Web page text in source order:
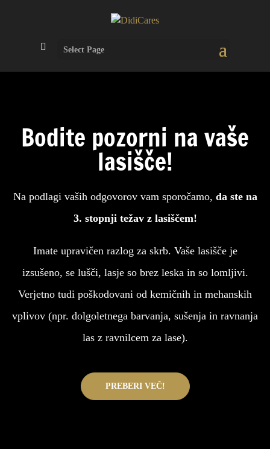
Select Page
Bodite pozorni na vaše
lasišče!
Na podlagi vaših odgovorov vam sporočamo, da ste na
3. stopnji težav z lasiščem!
Imate upravičen razlog za skrb. Vaše lasišče je
izsušeno, se lušči, lasje so brez leska in so lomljivi.
Verjetno tudi poškodovani od kemičnih in mehanskih
vplivov (npr. dolgoletnega barvanja, sušenja in ravnanja
las z ravnilcem za lase).
PREBERI VEČ!